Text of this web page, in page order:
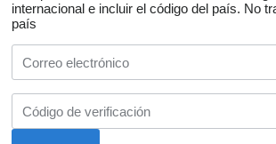
internacional e incluir el código del país. No
país